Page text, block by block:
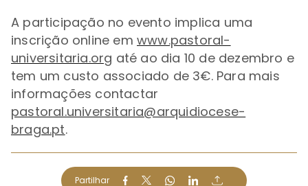
A participação no evento implica uma
inscrição online em www.pastoral-
universitaria.org até ao dia 10 de dezembro e
tem um custo associado de 3€. Para mais
informações contactar
pastoral.universitaria@arquidiocese-
braga.pt.
Partilhar